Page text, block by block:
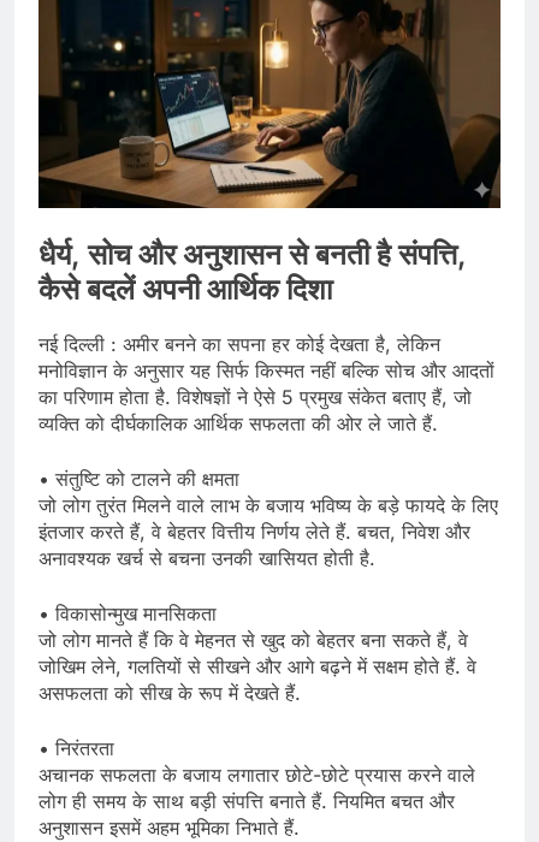
धैर्य, सोच और अनुशासन से बनती है संपत्ति,
कैसे बदलें अपनी आर्थिक दिशा
नई दिल्ली : अमीर बनने का सपना हर कोई देखता है, लेकिन
मनोविज्ञान के अनुसार यह सिर्फ किस्मत नहीं बल्कि सोच और आदतों
का परिणाम होता है. विशेषज्ञों ने ऐसे 5 प्रमुख संकेत बताए हैं, जो
व्यक्ति को दीर्घकालिक आर्थिक सफलता की ओर ले जाते हैं.
• संतुष्टि को टालने की क्षमता
जो लोग तुरंत मिलने वाले लाभ के बजाय भविष्य के बड़े फायदे के लिए
इंतजार करते हैं, वे बेहतर वित्तीय निर्णय लेते हैं. बचत, निवेश और
अनावश्यक खर्च से बचना उनकी खासियत होती है.
• विकासोन्मुख मानसिकता
जो लोग मानते हैं कि वे मेहनत से खुद को बेहतर बना सकते हैं, वे
जोखिम लेने, गलतियों से सीखने और आगे बढ़ने में सक्षम होते हैं. वे
असफलता को सीख के रूप में देखते हैं.
• निरंतरता
अचानक सफलता के बजाय लगातार छोटे-छोटे प्रयास करने वाले
लोग ही समय के साथ बड़ी संपत्ति बनाते हैं. नियमित बचत और
अनुशासन इसमें अहम भूमिका निभाते हैं.